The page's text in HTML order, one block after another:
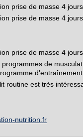
prise de masse 4 jours
prise de masse 4 jours
prise de masse 4 jours
de
routine est très
nutrition.fr